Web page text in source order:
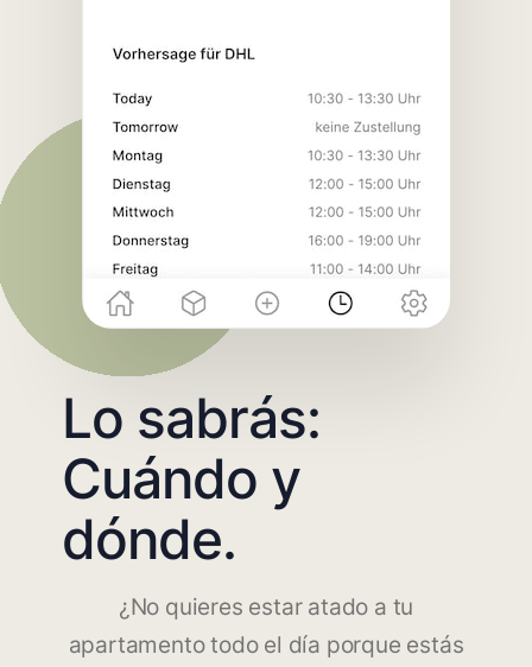
Lo sabrás:
Cuándo y
dónde.
¿No quieres estar atado a tu
apartamento todo el día porque estás